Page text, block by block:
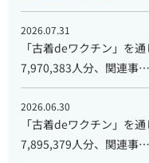
2026.07.31
「古着deワクチン」を
7,970,383人分、関連事…
2026.06.30
「古着deワクチン」を
7,895,379人分、関連事…